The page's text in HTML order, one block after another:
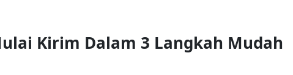
Kirim Dalam 3 Langkah Mudah